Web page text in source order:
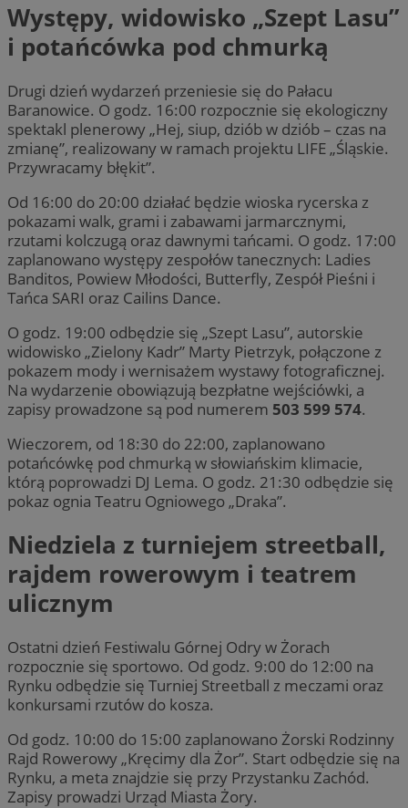
Występy, widowisko „Szept Lasu”
i potańcówka pod chmurką
Drugi dzień wydarzeń przeniesie się do Pałacu
Baranowice. O godz. 16:00 rozpocznie się ekologiczny
spektakl plenerowy „Hej, siup, dziób w dziób – czas na
zmianę”, realizowany w ramach projektu LIFE „Śląskie.
Przywracamy błękit”.
Od 16:00 do 20:00 działać będzie wioska rycerska z
pokazami walk, grami i zabawami jarmarcznymi,
rzutami kolczugą oraz dawnymi tańcami. O godz. 17:00
zaplanowano występy zespołów tanecznych: Ladies
Banditos, Powiew Młodości, Butterfly, Zespół Pieśni i
Tańca SARI oraz Cailins Dance.
O godz. 19:00 odbędzie się „Szept Lasu”, autorskie
widowisko „Zielony Kadr” Marty Pietrzyk, połączone z
pokazem mody i wernisażem wystawy fotograficznej.
Na wydarzenie obowiązują bezpłatne wejściówki, a
zapisy prowadzone są pod numerem 503 599 574.
Wieczorem, od 18:30 do 22:00, zaplanowano
potańcówkę pod chmurką w słowiańskim klimacie,
którą poprowadzi DJ Lema. O godz. 21:30 odbędzie się
pokaz ognia Teatru Ogniowego „Draka”.
Niedziela z turniejem streetball,
rajdem rowerowym i teatrem
ulicznym
Ostatni dzień Festiwalu Górnej Odry w Żorach
rozpocznie się sportowo. Od godz. 9:00 do 12:00 na
Rynku odbędzie się Turniej Streetball z meczami oraz
konkursami rzutów do kosza.
Od godz. 10:00 do 15:00 zaplanowano Żorski Rodzinny
Rajd Rowerowy „Kręcimy dla Żor”. Start odbędzie się na
Rynku, a meta znajdzie się przy Przystanku Zachód.
Zapisy prowadzi Urząd Miasta Żory.